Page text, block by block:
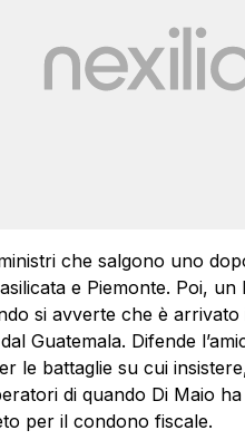
che salgono uno
e Piemonte. Poi,
si avverte che è
Guatemala. Difende
le battaglie su cui
di quando Di Maio
per il condono fiscale.